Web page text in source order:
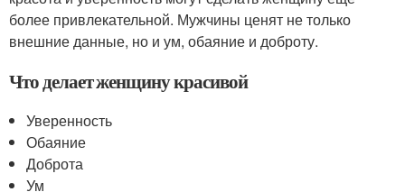
более привлекательной. Мужчины ценят не только
внешние данные, но и ум, обаяние и доброту.
Что делает женщину красивой
Уверенность
Обаяние
Доброта
Ум